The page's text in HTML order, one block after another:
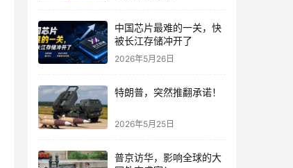
中国芯片最难的一关，快
被长江存储冲开了
2026年5月26日
特朗普，突然推翻承诺！
2026年5月25日
普京访华，影响全球的大